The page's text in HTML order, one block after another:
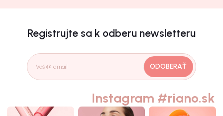
Registrujte sa k odberu newsletteru
ODOBERAŤ
Instagram #riano.sk